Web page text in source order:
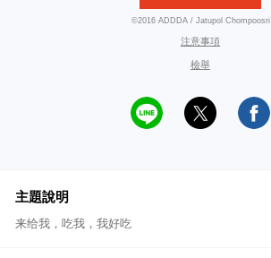
©2016 ADDDA / Jatupol Chompoosri
注意事項
檢舉
主題說明
来给我，吃我，我好吃